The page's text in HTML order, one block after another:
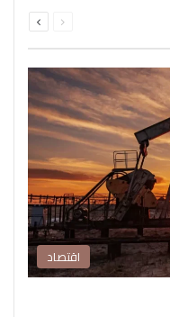
الصفحةالصفحة
اقتصاد